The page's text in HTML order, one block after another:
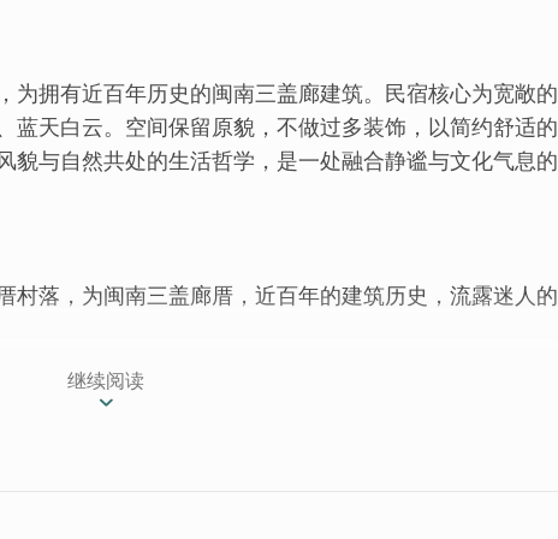
为拥有近百年历史的闽南三盖廊建筑。民宿核心为宽敞的
蓝天白云。空间保留原貌，不做过多装饰，以简约舒适的
貌与自然共处的生活哲学，是一处融合静谧与文化气息的
村落，为闽南三盖廊厝，近百年的建筑历史，流露迷人的
继续阅读